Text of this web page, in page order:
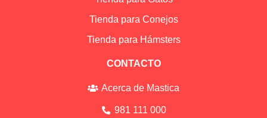
Tienda para Conejos
Tienda para Hámsters
CONTACTO
Acerca de Mastica
981 111 000